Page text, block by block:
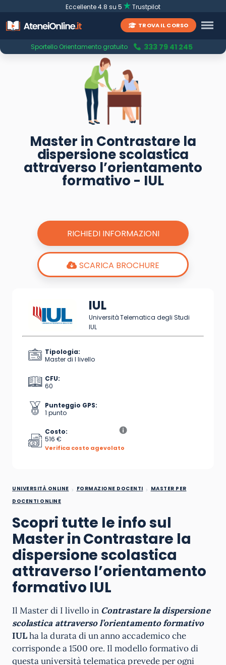
Eccellente 4.8 su 5 Trustpilot
TROVA IL CORSO
Sportello Orientamento gratuito 333 79 41 245
Master in Contrastare la
dispersione scolastica
attraverso l’orientamento
formativo - IUL
RICHIEDI INFORMAZIONI
SCARICA BROCHURE
IUL
Università Telematica degli Studi
IUL
Tipologia:
Master di I livello
CFU:
60
Punteggio GPS:
1 punto
Costo:
516 €
Verifica costo agevolato
UNIVERSITÀ ONLINE FORMAZIONE DOCENTI
MASTER PER
DOCENTI ONLINE
Scopri tutte le info sul
Master in Contrastare la
dispersione scolastica
attraverso l’orientamento
formativo IUL
Il Master di I livello in Contrastare la dispersione
scolastica attraverso l’orientamento formativo
IULha la durata di un anno accademico che
corrisponde a 1500 ore. Il modello formativo di
questa università telematica prevede per ogni